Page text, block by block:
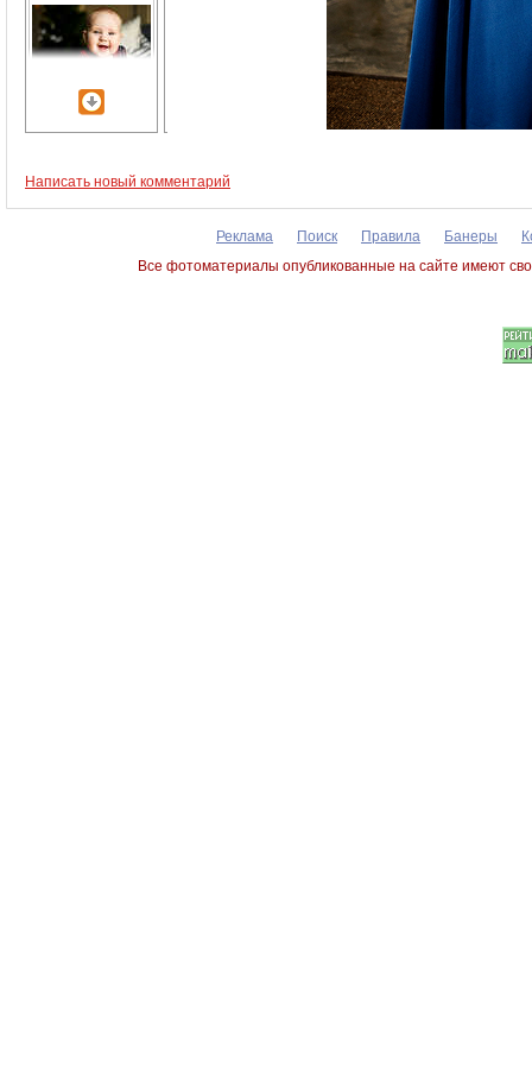
Написать новый комментарий
Реклама Поиск Правила Банеры
Все фотоматериалы опубликованные на сайте имеют